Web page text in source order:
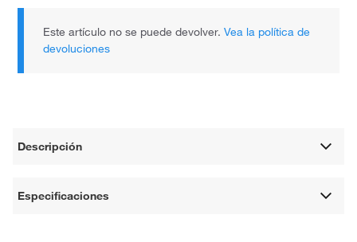
Este artículo no se puede devolver.Vea la política de
devoluciones
Descripción
Especificaciones